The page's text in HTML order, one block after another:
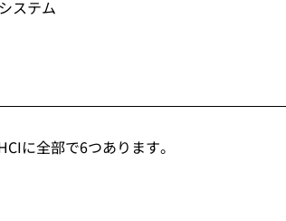
ステム
に全部で6つあります。